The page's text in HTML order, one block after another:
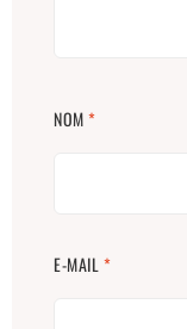
NOM*
E-MAIL *